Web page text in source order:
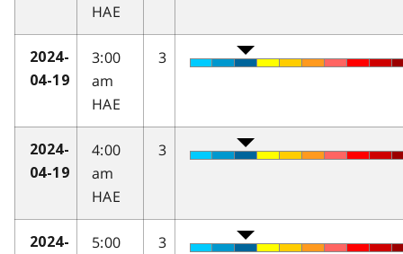
HAE
2024-
04-19
3:00
am
HAE
3
2024-
04-19
4:00
am
HAE
3
2024-
5:00
3